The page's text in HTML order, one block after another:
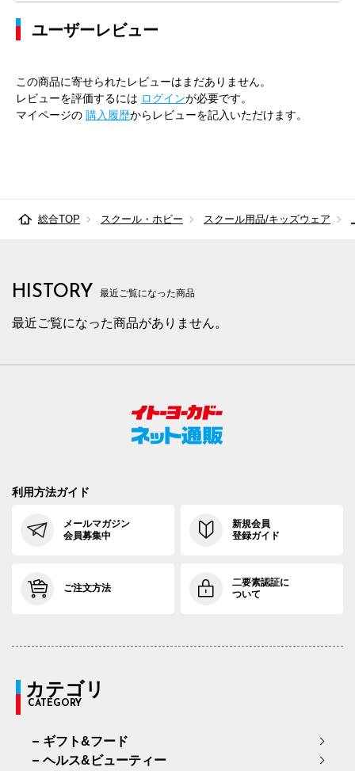
ユーザーレビュー
この商品に寄せられたレビューはまだありません。
レビューを評価するには ログインが必要です。
マイページの 購入履歴からレビューを記入いただけます。
総合TOP スクール・ホビー スクール用品/キッズウェア
HISTORY 最近ご覧になった商品
最近ご覧になった商品がありません。
利用方法ガイド
メールマガジン
会員募集中
新規会員
登録ガイド
ご注文方法
二要素認証に
ついて
カテゴリ
CATEGORY
ギフト&フード
ヘルス&ビューティー